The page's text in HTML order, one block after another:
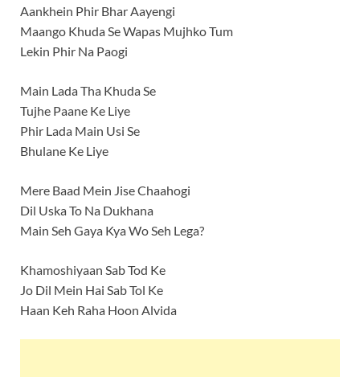
Aankhein Phir Bhar Aayengi
Maango Khuda Se Wapas Mujhko Tum
Lekin Phir Na Paogi
Main Lada Tha Khuda Se
Tujhe Paane Ke Liye
Phir Lada Main Usi Se
Bhulane Ke Liye
Mere Baad Mein Jise Chaahogi
Dil Uska To Na Dukhana
Main Seh Gaya Kya Wo Seh Lega?
Khamoshiyaan Sab Tod Ke
Jo Dil Mein Hai Sab Tol Ke
Haan Keh Raha Hoon Alvida